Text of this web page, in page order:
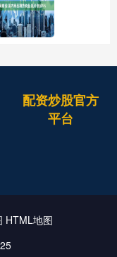
配资炒股官方
平台
HTML地图